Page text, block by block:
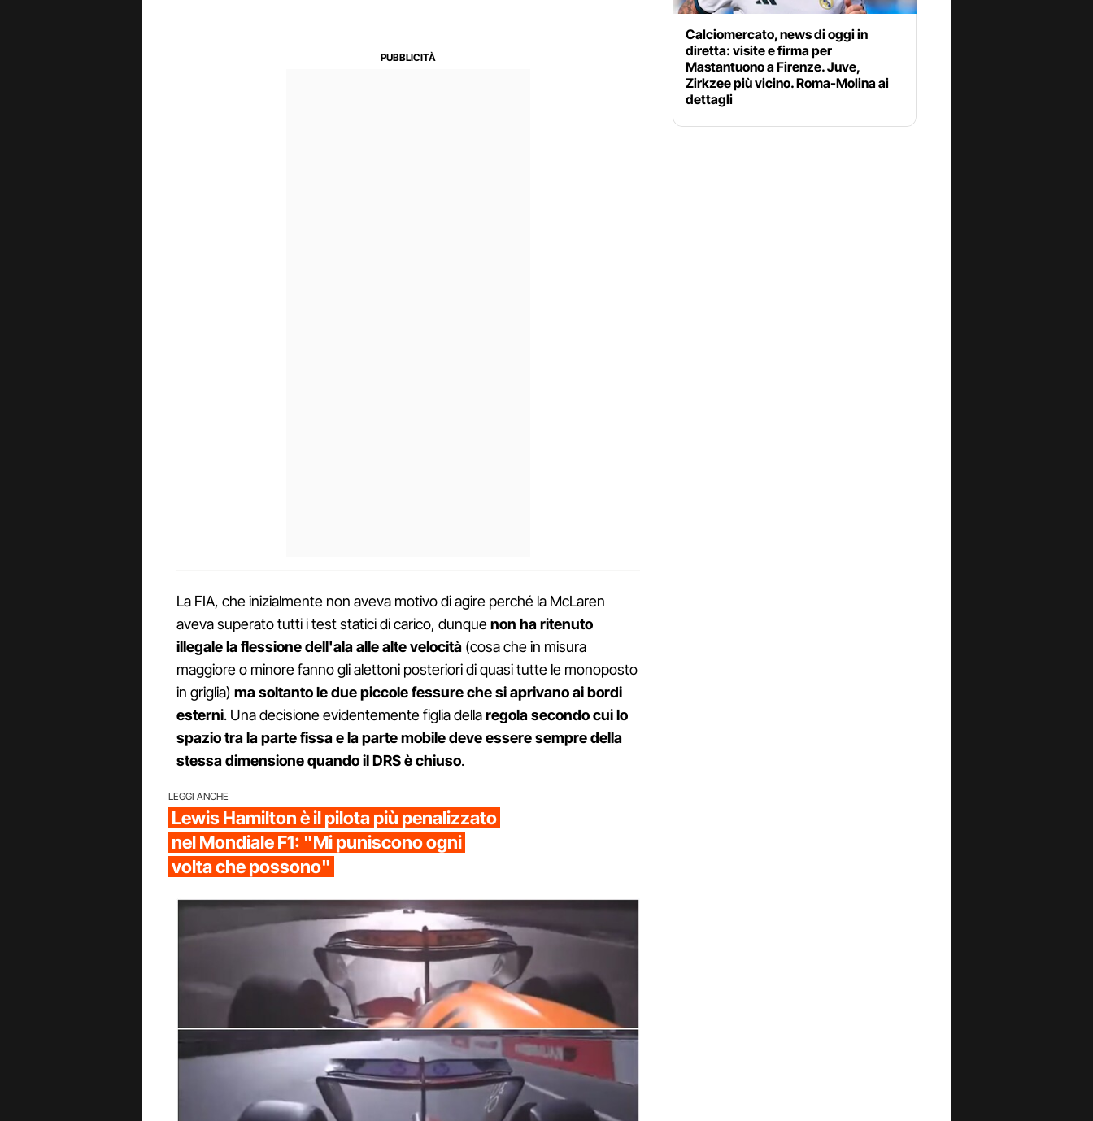
La FIA, che inizialmente non aveva motivo di agire perché la McLaren
aveva superato tutti i test statici di carico, dunquenon ha ritenuto
illegale la flessione dell'ala alle alte velocità (cosa che in misura
maggiore o minore fanno gli alettoni posteriori di quasi tutte le monoposto
in griglia) ma soltanto le due piccole fessure che si aprivano ai bordi
esterni. Una decisione evidentemente figlia dellaregola secondo cui lo
spazio tra la parte fissa e la parte mobile deve essere sempre della
stessa dimensione quando il DRS è chiuso.
LEGGI ANCHE
Lewis Hamilton è il pilota più penalizzato
nel Mondiale F1: "Mi puniscono ogni
volta che possono"
Calciomercato, news di oggi in
diretta: visite e firma per
Mastantuono a Firenze. Juve,
Zirkzee più vicino. Roma-Molina ai
dettagli